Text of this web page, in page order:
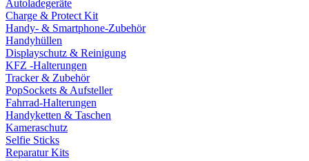
Autoladegeräte
Charge & Protect Kit
Handy- & Smartphone-Zubehör
Handyhüllen
Displayschutz & Reinigung
KFZ -Halterungen
Tracker & Zubehör
PopSockets & Aufsteller
Fahrrad-Halterungen
Handyketten & Taschen
Kameraschutz
Selfie Sticks
Reparatur Kits